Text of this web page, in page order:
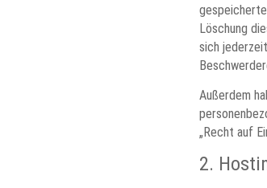
Löschung
sich
Außerdem
„Recht auf
2.